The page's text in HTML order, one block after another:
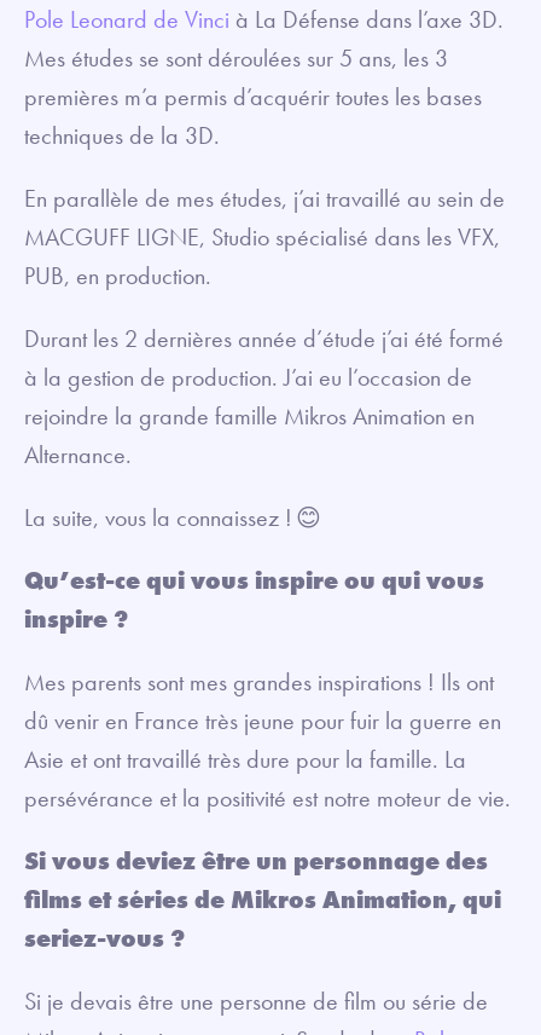
Pole Leonard de Vinci à La Défense dans l’axe 3D.
Mes études se sont déroulées sur 5 ans, les 3
premières m’a permis d’acquérir toutes les bases
techniques de la 3D.
En parallèle de mes études, j’ai travaillé au sein de
MACGUFF LIGNE, Studio spécialisé dans les VFX,
PUB, en production.
Durant les 2 dernières année d’étude j’ai été formé
à la gestion de production. J’ai eu l’occasion de
rejoindre la grande famille Mikros Animation en
Alternance.
La suite, vous la connaissez ! 😊
Qu’est-ce qui vous inspire ou qui vous
inspire ?
Mes parents sont mes grandes inspirations ! Ils ont
dû venir en France très jeune pour fuir la guerre en
Asie et ont travaillé très dure pour la famille. La
persévérance et la positivité est notre moteur de vie.
Si vous deviez être un personnage des
films et séries de Mikros Animation, qui
seriez-vous ?
Si je devais être une personne de film ou série de